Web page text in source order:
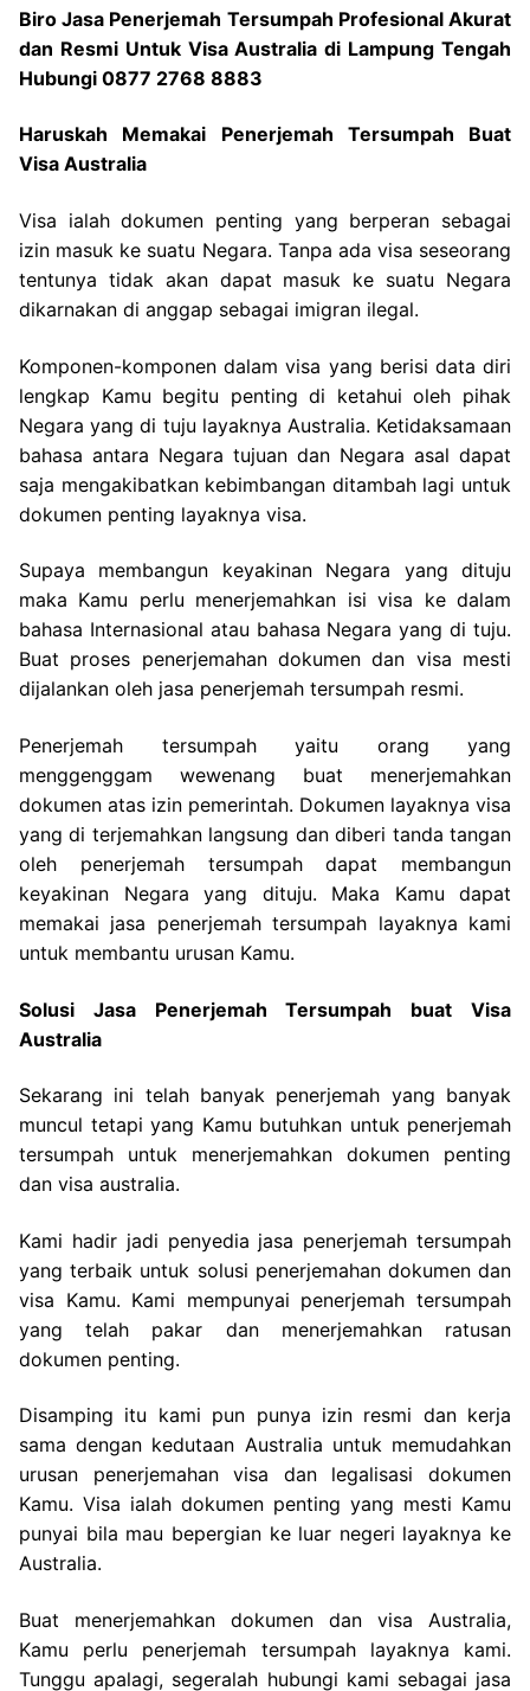
Biro Jasa Penerjemah Tersumpah Profesional Akurat
dan Resmi Untuk Visa Australia di Lampung Tengah
Hubungi 0877 2768 8883
Haruskah Memakai Penerjemah Tersumpah Buat
Visa Australia
Visa ialah dokumen penting yang berperan sebagai
izin masuk ke suatu Negara. Tanpa ada visa seseorang
tentunya tidak akan dapat masuk ke suatu Negara
dikarnakan di anggap sebagai imigran ilegal.
Komponen-komponen dalam visa yang berisi data diri
lengkap Kamu begitu penting di ketahui oleh pihak
Negara yang di tuju layaknya Australia. Ketidaksamaan
bahasa antara Negara tujuan dan Negara asal dapat
saja mengakibatkan kebimbangan ditambah lagi untuk
dokumen penting layaknya visa.
Supaya membangun keyakinan Negara yang dituju
maka Kamu perlu menerjemahkan isi visa ke dalam
bahasa Internasional atau bahasa Negara yang di tuju.
Buat proses penerjemahan dokumen dan visa mesti
dijalankan oleh jasa penerjemah tersumpah resmi.
Penerjemah tersumpah yaitu orang yang
menggenggam wewenang buat menerjemahkan
dokumen atas izin pemerintah. Dokumen layaknya visa
yang di terjemahkan langsung dan diberi tanda tangan
oleh penerjemah tersumpah dapat membangun
keyakinan Negara yang dituju. Maka Kamu dapat
memakai jasa penerjemah tersumpah layaknya kami
untuk membantu urusan Kamu.
Solusi Jasa Penerjemah Tersumpah buat Visa
Australia
Sekarang ini telah banyak penerjemah yang banyak
muncul tetapi yang Kamu butuhkan untuk penerjemah
tersumpah untuk menerjemahkan dokumen penting
dan visa australia.
Kami hadir jadi penyedia jasa penerjemah tersumpah
yang terbaik untuk solusi penerjemahan dokumen dan
visa Kamu. Kami mempunyai penerjemah tersumpah
yang telah pakar dan menerjemahkan ratusan
dokumen penting.
Disamping itu kami pun punya izin resmi dan kerja
sama dengan kedutaan Australia untuk memudahkan
urusan penerjemahan visa dan legalisasi dokumen
Kamu. Visa ialah dokumen penting yang mesti Kamu
punyai bila mau bepergian ke luar negeri layaknya ke
Australia.
Buat menerjemahkan dokumen dan visa Australia,
Kamu perlu penerjemah tersumpah layaknya kami.
Tunggu apalagi, segeralah hubungi kami sebagai jasa